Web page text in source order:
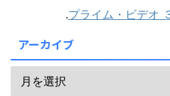
.プライム・ビデオ
アーカイブ